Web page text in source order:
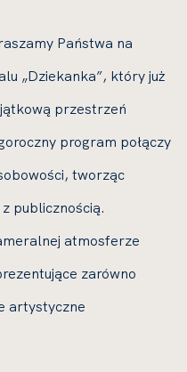
Państwa na
„Dziekanka”, który już
przestrzeń
program połączy
tworząc
publicznością.
atmosferze
zarówno
artystyczne